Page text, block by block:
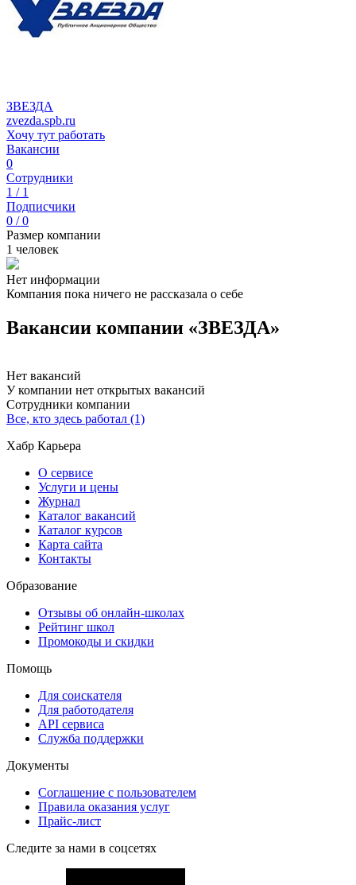
ЗВЕЗДА
zvezda.spb.ru
Хочу тут работать
Вакансии
0
Сотрудники
1 / 1
Подписчики
0 / 0
Размер компании
1 человек
Нет информации
Компания пока ничего не рассказала о себе
Вакансии компании «ЗВЕЗДА»
Нет вакансий
У компании нет открытых вакансий
Сотрудники компании
Все, кто здесь работал (1)
Хабр Карьера
О сервисе
Услуги и цены
Журнал
Каталог вакансий
Каталог курсов
Карта сайта
Контакты
Образование
Отзывы об онлайн-школах
Рейтинг школ
Промокоды и скидки
Помощь
Для соискателя
Для работодателя
API сервиса
Служба поддержки
Документы
Соглашение с пользователем
Правила оказания услуг
Прайс-лист
Следите за нами в соцсетях